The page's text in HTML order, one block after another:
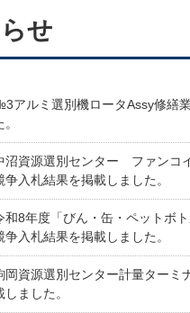
せ
アルミ選別機ロータAssy修繕
。
沼資源選別センター ファンコ
争入札結果を掲載しました。
和8年度「びん・缶・ペットボ
争入札結果を掲載しました。
岡資源選別センター計量ターミ
しました。